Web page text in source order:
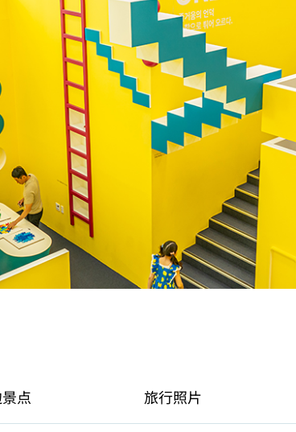
点 旅行照片